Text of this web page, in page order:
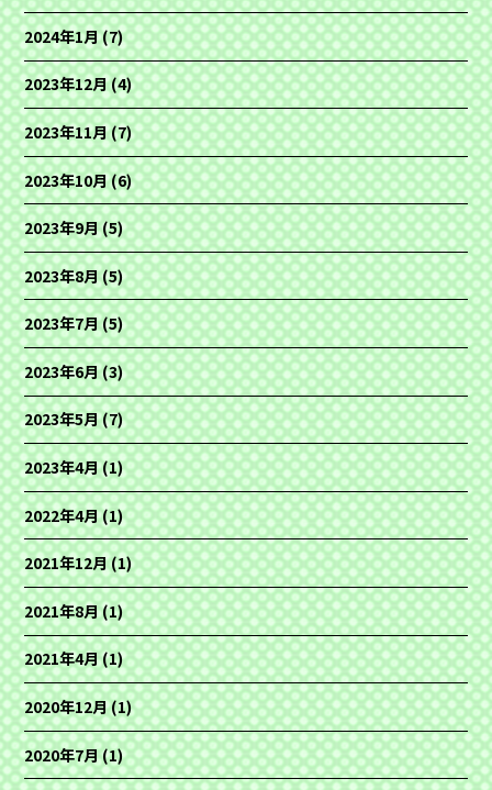
2024年1月(7)
2023年12月(4)
2023年11月(7)
2023年10月(6)
2023年9月(5)
2023年8月(5)
2023年7月(5)
2023年6月(3)
2023年5月(7)
2023年4月(1)
2022年4月(1)
2021年12月(1)
2021年8月(1)
2021年4月(1)
2020年12月(1)
2020年7月(1)